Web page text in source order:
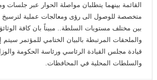
القائمة بينهما يتطلبان مواصلة الحوار عبر
متخصصة للوصول الى رؤى ومعالجات عملية لترسيخ
بين مختلف مستويات السلطة.. مبيناً بان كافة
والملحقات المرتبطة بالبيان الختامي للمؤتمر سيتم
قيادة مجلس القيادة الرئاسي ورئاسة الحكومة
والسلطات المحلية في المحافظات.